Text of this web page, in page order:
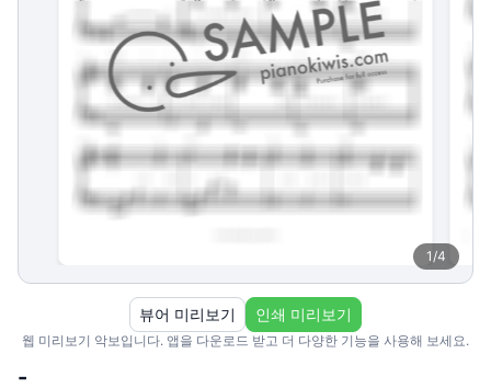
1/4
웹 미리보기 악보입니다. 앱을 다운로드 받고 더 다양한 기능을 사용해 보세요.
뷰어 미리보기 인쇄 미리보기
-